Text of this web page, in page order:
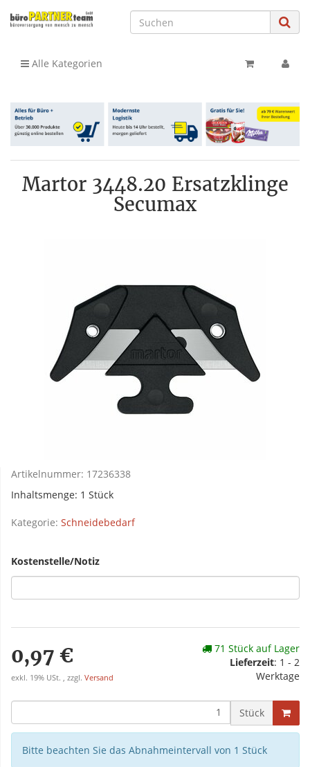
Alle Kategorien
Martor 3448.20 Ersatzklinge
Secumax
Artikelnummer: 17236338
Inhaltsmenge: 1 Stück
Kategorie: Schneidebedarf
Kostenstelle/Notiz
0,97 €
exkl. 19% USt. , zzgl. Versand
71 Stück auf Lager
Lieferzeit: 1 - 2
Werktage
Stück
Bitte beachten Sie das Abnahmeintervall von 1 Stück